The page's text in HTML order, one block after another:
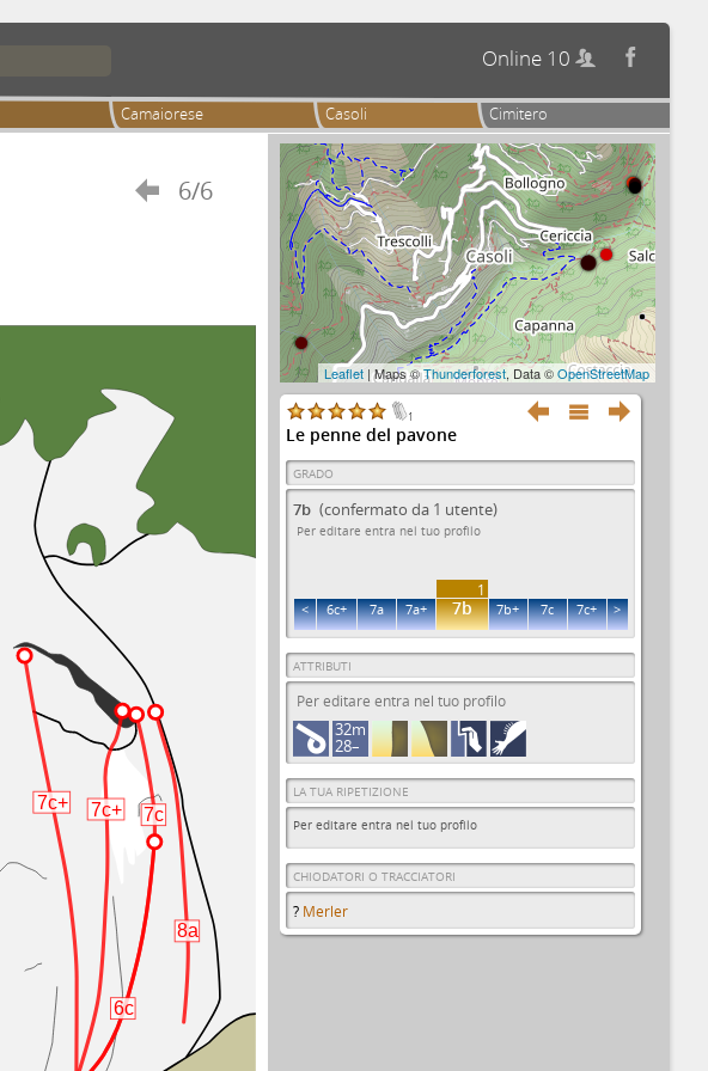
Online 10 
Camaiorese Casoli Cimitero
 6/6
7c+ 7c+
6c
7c
8a
Leaflet | Maps ©Thunderforest, Data ©OpenStreetMap
  
1
Le penne del pavone
GRADO
7b (confermato da 1 utente)
Per editare entra nel tuo profilo
1
< 6c+ 7a 7a+ 7b 7b+ 7c 7c+ >
ATTRIBUTI
Per editare entra nel tuo profilo
32m
28–
LA TUA RIPETIZIONE
Per editare entra nel tuo profilo
CHIODATORI O TRACCIATORI
? Merler